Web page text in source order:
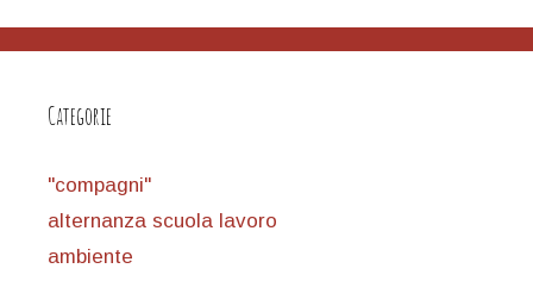
Categorie
"compagni"
alternanza scuola lavoro
ambiente